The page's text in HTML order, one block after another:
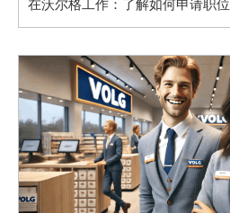
在沃尔格工作：了解如何申请职位